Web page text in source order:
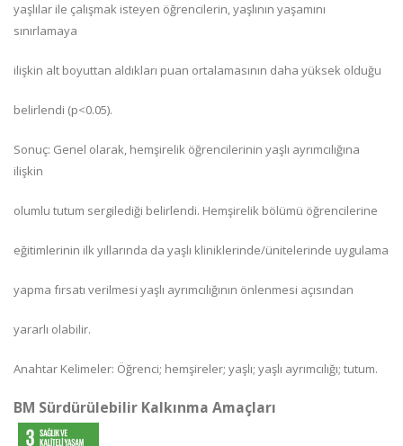
yaşlılar ile çalışmak isteyen öğrencilerin, yaşlının yaşamını
sınırlamaya
ilişkin alt boyuttan aldıkları puan ortalamasının daha yüksek olduğu
belirlendi (p<0.05).
Sonuç: Genel olarak, hemşirelik öğrencilerinin yaşlı ayrımcılığına
ilişkin
olumlu tutum sergilediği belirlendi. Hemşirelik bölümü öğrencilerine
eğitimlerinin ilk yıllarında da yaşlı kliniklerinde/ünitelerinde uygulama
yapma fırsatı verilmesi yaşlı ayrımcılığının önlenmesi açısından
yararlı olabilir.
Anahtar Kelimeler: Öğrenci; hemşireler; yaşlı; yaşlı ayrımcılığı; tutum.
BM Sürdürülebilir Kalkınma Amaçları